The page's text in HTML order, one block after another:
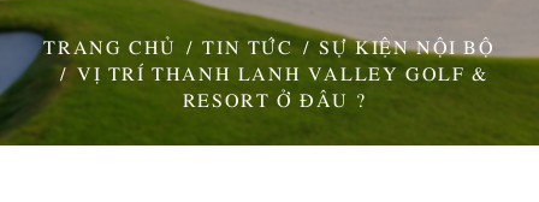
TRANG CHỦ TIN TỨC
SỰ KIỆN NỘI BỘ
VỊ TRÍ THANH LANH VALLEY GOLF &
RESORT Ở ĐÂU ?